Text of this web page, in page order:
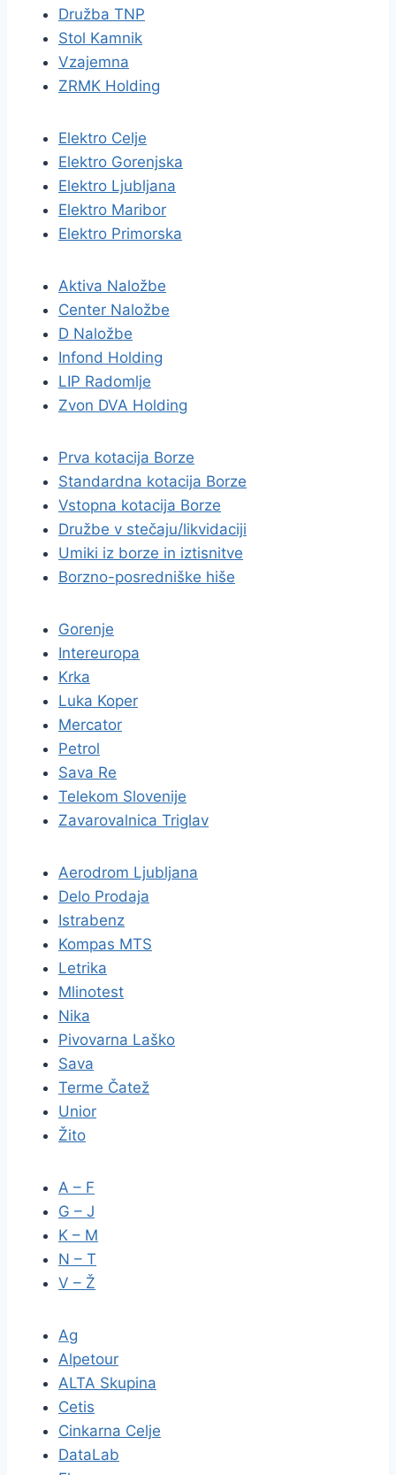
Družba TNP
Stol Kamnik
Vzajemna
ZRMK Holding
Elektro Celje
Elektro Gorenjska
Elektro Ljubljana
Elektro Maribor
Elektro Primorska
Aktiva Naložbe
Center Naložbe
D Naložbe
Infond Holding
LIP Radomlje
Zvon DVA Holding
Prva kotacija Borze
Standardna kotacija Borze
Vstopna kotacija Borze
Družbe v stečaju/likvidaciji
Umiki iz borze in iztisnitve
Borzno-posredniške hiše
Gorenje
Intereuropa
Krka
Luka Koper
Mercator
Petrol
Sava Re
Telekom Slovenije
Zavarovalnica Triglav
Aerodrom Ljubljana
Delo Prodaja
Istrabenz
Kompas MTS
Letrika
Mlinotest
Nika
Pivovarna Laško
Sava
Terme Čatež
Unior
Žito
A – F
G – J
K – M
N – T
V – Ž
Ag
Alpetour
ALTA Skupina
Cetis
Cinkarna Celje
DataLab